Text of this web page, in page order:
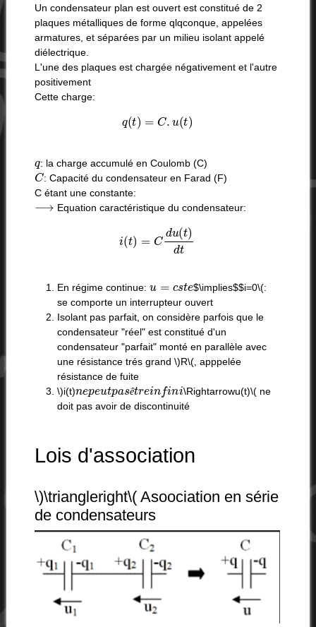
Un condensateur plan est ouvert est constitué de 2
plaques métalliques de forme qlqconque, appelées
armatures, et séparées par un milieu isolant appelé
diélectrique.
L'une des plaques est chargée négativement et l'autre
positivement
Cette charge:
q(t C. u(t)
: la charge accumulé en Coulomb (C)
C: Capacité du condensateur en Farad (F)
C étant une constante:
⟶ Equation caractéristique du condensateur:
u(t)dt
En régime continue: e
$\implies$$i=0\(:
se comporte un interrupteur ouvert
Isolant pas parfait, on considère parfois que le
condensateur "réel" est constitué d'un
condensateur "parfait" monté en parallèle avec
une résistance trés grand \)R\(, apppelée
résistance de fuite
\)i(t)nepeutp asêt in in \Rightarrowu(t)\( ne
doit pas avoir de discontinuité
Lois d'association
\)\triangleright\( Asoociation en série
de condensateurs